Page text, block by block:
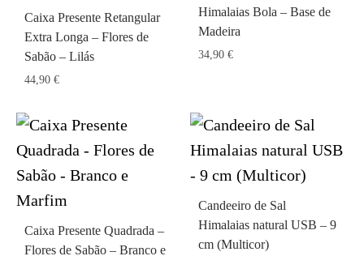
Caixa Presente Retangular
Extra Longa – Flores de
Sabão – Lilás
44,90 €
Himalaias Bola – Base de
Madeira
34,90 €
Caixa Presente Quadrada –
Flores de Sabão – Branco e
Candeeiro de Sal
Himalaias natural USB – 9
cm (Multicor)